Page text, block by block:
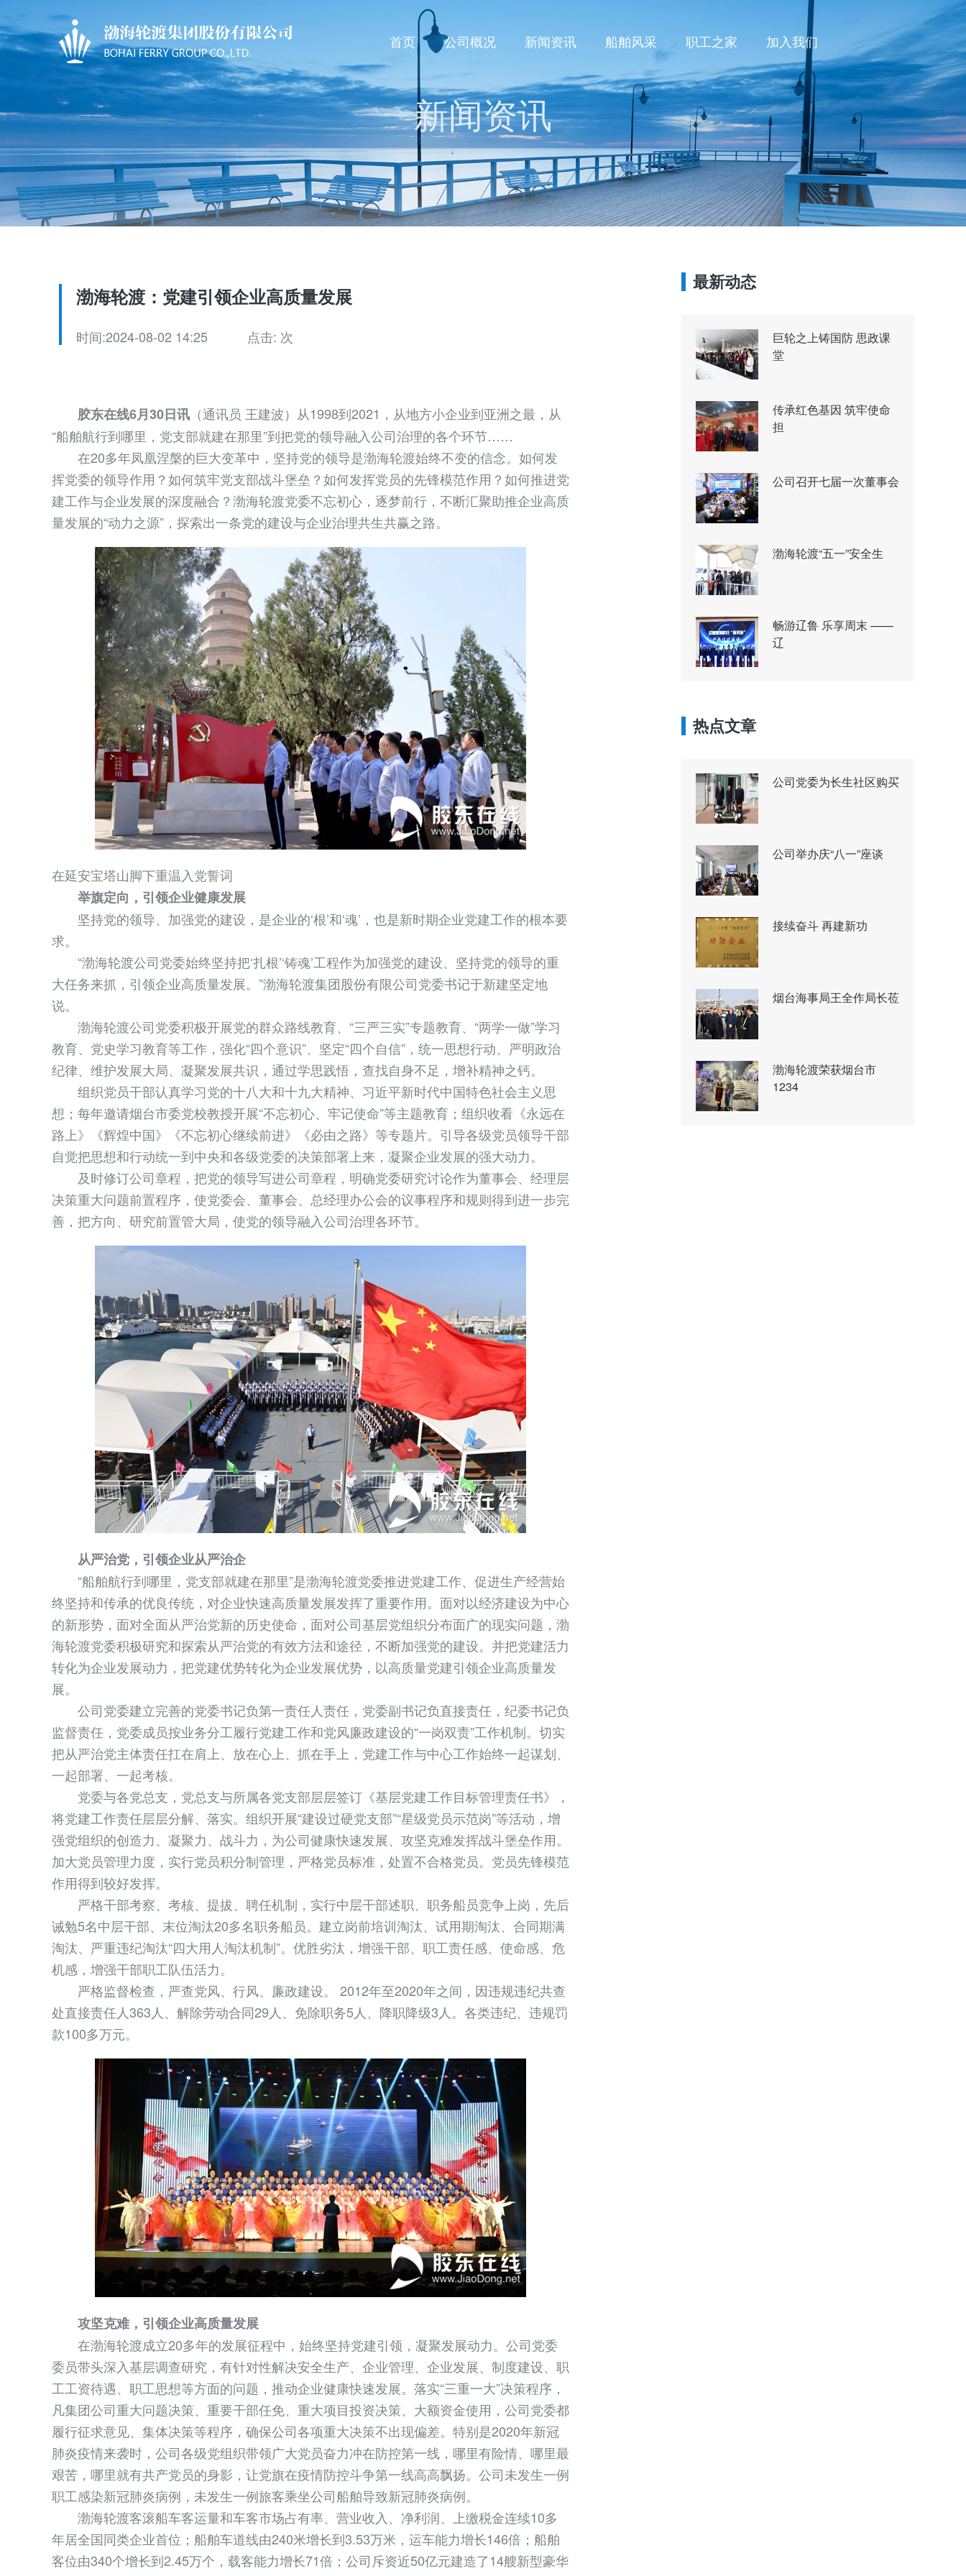
首页 公司概况 新闻资讯 船舶风采 职工之家 加入我们
新闻资讯
渤海轮渡：党建引领企业高质量发展
时间:2024-08-02 14:25 点击: 次
胶东在线6月30日讯 （通讯员 王建波）从1998到2021，从地方小企业到亚洲之最，从
“船舶航行到哪里，党支部就建在那里”到把党的领导融入公司治理的各个环节……
在20多年凤凰涅槃的巨大变革中，坚持党的领导是渤海轮渡始终不变的信念。如何发
挥党委的领导作用？如何筑牢党支部战斗堡垒？如何发挥党员的先锋模范作用？如何推进党
建工作与企业发展的深度融合？渤海轮渡党委不忘初心，逐梦前行，不断汇聚助推企业高质
量发展的“动力之源”，探索出一条党的建设与企业治理共生共赢之路。
在延安宝塔山脚下重温入党誓词
举旗定向，引领企业健康发展
坚持党的领导、加强党的建设，是企业的‘根’和‘魂’，也是新时期企业党建工作的根本要
求。
“渤海轮渡公司党委始终坚持把‘扎根’‘铸魂’工程作为加强党的建设、坚持党的领导的重
大任务来抓，引领企业高质量发展。”渤海轮渡集团股份有限公司党委书记于新建坚定地
说。
渤海轮渡公司党委积极开展党的群众路线教育、“三严三实”专题教育、“两学一做”学习
教育、党史学习教育等工作，强化“四个意识”、坚定“四个自信”，统一思想行动、严明政治
纪律、维护发展大局、凝聚发展共识，通过学思践悟，查找自身不足，增补精神之钙。
组织党员干部认真学习党的十八大和十九大精神、习近平新时代中国特色社会主义思
想；每年邀请烟台市委党校教授开展“不忘初心、牢记使命”等主题教育；组织收看《永远在
路上》《辉煌中国》《不忘初心继续前进》《必由之路》等专题片。引导各级党员领导干部
自觉把思想和行动统一到中央和各级党委的决策部署上来，凝聚企业发展的强大动力。
及时修订公司章程，把党的领导写进公司章程，明确党委研究讨论作为董事会、经理层
决策重大问题前置程序，使党委会、董事会、总经理办公会的议事程序和规则得到进一步完
善，把方向、研究前置管大局，使党的领导融入公司治理各环节。
从严治党，引领企业从严治企
“船舶航行到哪里，党支部就建在那里”是渤海轮渡党委推进党建工作、促进生产经营始
终坚持和传承的优良传统，对企业快速高质量发展发挥了重要作用。面对以经济建设为中心
的新形势，面对全面从严治党新的历史使命，面对公司基层党组织分布面广的现实问题，渤
海轮渡党委积极研究和探索从严治党的有效方法和途径，不断加强党的建设。并把党建活力
转化为企业发展动力，把党建优势转化为企业发展优势，以高质量党建引领企业高质量发
展。
公司党委建立完善的党委书记负第一责任人责任，党委副书记负直接责任，纪委书记负
监督责任，党委成员按业务分工履行党建工作和党风廉政建设的“一岗双责”工作机制。切实
把从严治党主体责任扛在肩上、放在心上、抓在手上，党建工作与中心工作始终一起谋划、
一起部署、一起考核。
党委与各党总支，党总支与所属各党支部层层签订《基层党建工作目标管理责任书》，
将党建工作责任层层分解、落实。组织开展“建设过硬党支部”“星级党员示范岗”等活动，增
强党组织的创造力、凝聚力、战斗力，为公司健康快速发展、攻坚克难发挥战斗堡垒作用。
加大党员管理力度，实行党员积分制管理，严格党员标准，处置不合格党员。党员先锋模范
作用得到较好发挥。
严格干部考察、考核、提拔、聘任机制，实行中层干部述职、职务船员竞争上岗，先后
诫勉5名中层干部、末位淘汰20多名职务船员。建立岗前培训淘汰、试用期淘汰、合同期满
淘汰、严重违纪淘汰“四大用人淘汰机制”。优胜劣汰，增强干部、职工责任感、使命感、危
机感，增强干部职工队伍活力。
严格监督检查，严查党风、行风、廉政建设。 2012年至2020年之间，因违规违纪共查
处直接责任人363人、解除劳动合同29人、免除职务5人、降职降级3人。各类违纪、违规罚
款100多万元。
攻坚克难，引领企业高质量发展
在渤海轮渡成立20多年的发展征程中，始终坚持党建引领，凝聚发展动力。公司党委
委员带头深入基层调查研究，有针对性解决安全生产、企业管理、企业发展、制度建设、职
工工资待遇、职工思想等方面的问题，推动企业健康快速发展。落实“三重一大”决策程序，
凡集团公司重大问题决策、重要干部任免、重大项目投资决策、大额资金使用，公司党委都
履行征求意见、集体决策等程序，确保公司各项重大决策不出现偏差。特别是2020年新冠
肺炎疫情来袭时，公司各级党组织带领广大党员奋力冲在防控第一线，哪里有险情、哪里最
艰苦，哪里就有共产党员的身影，让党旗在疫情防控斗争第一线高高飘扬。公司未发生一例
职工感染新冠肺炎病例，未发生一例旅客乘坐公司船舶导致新冠肺炎病例。
渤海轮渡客滚船车客运量和车客市场占有率、营业收入、净利润、上缴税金连续10多
年居全国同类企业首位；船舶车道线由240米增长到3.53万米，运车能力增长146倍；船舶
客位由340个增长到2.45万个，载客能力增长71倍；公司斥资近50亿元建造了14艘新型豪华
最新动态
巨轮之上铸国防 思政课
堂
传承红色基因 筑牢使命
担
公司召开七届一次董事会
渤海轮渡“五一”安全生
畅游辽鲁 乐享周末 ——
辽
热点文章
公司党委为长生社区购买
公司举办庆“八一”座谈
接续奋斗 再建新功
烟台海事局王全作局长莅
渤海轮渡荣获烟台市
1234